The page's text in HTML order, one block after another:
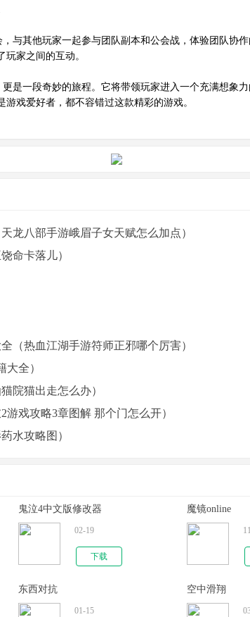
与其他玩家一起参与团队副本和公会战，体验团队协
家之间的互动。
是一段奇妙的旅程。它将带领玩家进入一个充满想象
戏爱好者，都不容错过这款精彩的游戏。
龙八部手游峨眉子女天赋怎么加点）
命卡落儿）
（热血江湖手游符师正邪哪个厉害）
全）
院猫出走怎么办）
戏攻略3章图解 那个门怎么开）
水攻略图）
鬼泣4中文版修改器
02-19
下载
魔镜online
东西对抗
01-15
空中滑翔